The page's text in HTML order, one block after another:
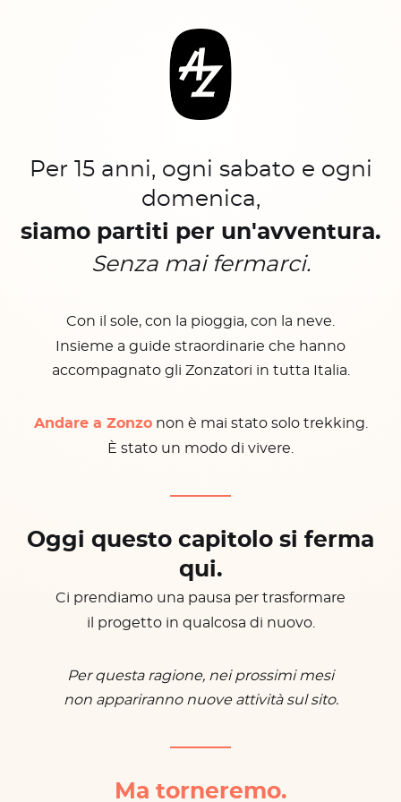
Per 15 anni, ogni sabato e ogni
domenica,
siamo partiti per un'avventura.
Senza mai fermarci.
Con il sole, con la pioggia, con la neve.
Insieme a guide straordinarie che hanno
accompagnato gli Zonzatori in tutta Italia.
Andare a Zonzonon è mai stato solo trekking.
È stato un modo di vivere.
Oggi questo capitolo si ferma
qui.
Ci prendiamo una pausa per trasformare
il progetto in qualcosa di nuovo.
Per questa ragione, nei prossimi mesi
non appariranno nuove attività sul sito.
Ma torneremo.